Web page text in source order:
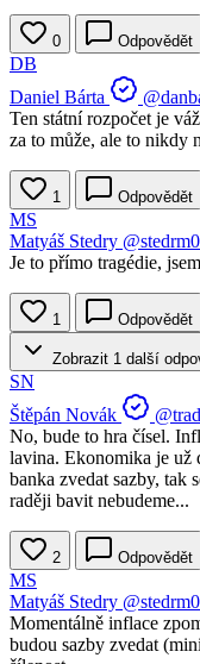
0 Odpovědět
DB
Daniel Bárta
Ten státní rozpočet je
za to může, ale to nikdy
1 Odpovědět
MS
Matyáš Stedry
Je to přímo tragédie,
1 Odpovědět
Zobrazit 1 další
SN
Štěpán Novák
No, bude to hra čísel.
lavina. Ekonomika je už
banka zvedat sazby, tak
raději bavit nebudeme...
2 Odpovědět
MS
Matyáš Stedry
Momentálně inflace
budou sazby zvedat